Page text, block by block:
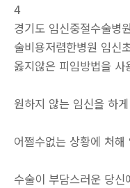
4
경기도 임신중절수술병
술비용저렴한병원 임신
옳지않은 피임방법을 사
원하지 않는 임신을 하
어쩔수없는 상황에 처
수술이 부담스러운 당